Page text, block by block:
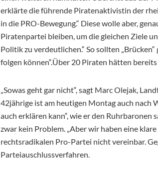
erklärte die führende Piratenaktivistin der
in die PRO-Bewegung.“ Diese wolle aber,
Piratenpartei bleiben, um die gleichen Ziele
Politik zu verdeutlichen.“ So sollten
folgen können“.Über 20 Piraten hätten
„Sowas geht gar nicht“, sagt Marc Olejak,
42jährige ist am heutigen Montag auch nach
auch erklären kann“, wie er den
zwar kein Problem. „Aber wir haben eine
rechtsradikalen Pro-Partei nicht vereinbar.
Parteiauschlussverfahren.